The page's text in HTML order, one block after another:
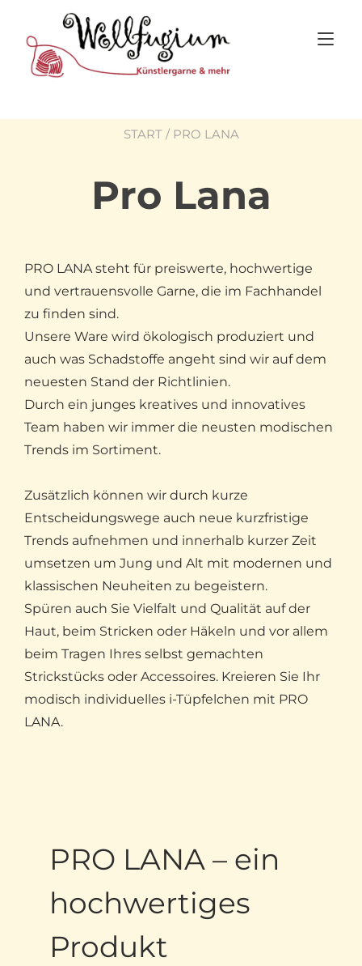
content
START/ PRO LANA
Pro Lana
PRO LANA steht für preiswerte, hochwertige
und vertrauensvolle Garne, die im Fachhandel
zu finden sind.
Unsere Ware wird ökologisch produziert und
auch was Schadstoffe angeht sind wir auf dem
neuesten Stand der Richtlinien.
Durch ein junges kreatives und innovatives
Team haben wir immer die neusten modischen
Trends im Sortiment.
Zusätzlich können wir durch kurze
Entscheidungswege auch neue kurzfristige
Trends aufnehmen und innerhalb kurzer Zeit
umsetzen um Jung und Alt mit modernen und
klassischen Neuheiten zu begeistern.
Spüren auch Sie Vielfalt und Qualität auf der
Haut, beim Stricken oder Häkeln und vor allem
beim Tragen Ihres selbst gemachten
Strickstücks oder Accessoires. Kreieren Sie Ihr
modisch individuelles i-Tüpfelchen mit PRO
LANA.
PRO LANA – ein
hochwertiges
Produkt